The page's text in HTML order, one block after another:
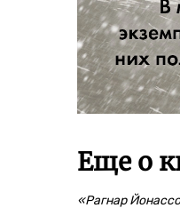
Еще о
«Рагнар